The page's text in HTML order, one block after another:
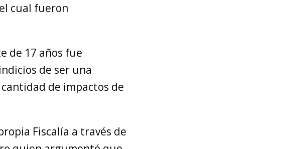
cual fueron
de 17 años fue
de ser una
de impactos de
Fiscalía a través de